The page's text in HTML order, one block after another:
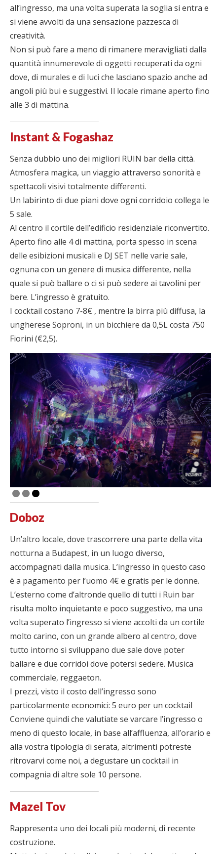
all’ingresso, ma una volta superata la soglia si entra e
si viene avvolti da una sensazione pazzesca di
creatività.
Non si può fare a meno di rimanere meravigliati dalla
quantità innumerevole di oggetti recuperati da ogni
dove, di murales e di luci che lasciano spazio anche ad
angoli più bui e suggestivi. Il locale rimane aperto fino
alle 3 di mattina.
Instant & Fogashaz
Senza dubbio uno dei migliori RUIN bar della città.
Atmosfera magica, un viaggio attraverso sonorità e
spettacoli visivi totalmente differenti.
Un labirinto di due piani dove ogni corridoio collega le
5 sale.
Al centro il cortile dell’edificio residenziale riconvertito.
Aperto fino alle 4 di mattina, porta spesso in scena
delle esibizioni musicali e DJ SET nelle varie sale,
ognuna con un genere di musica differente, nella
quale si può ballare o ci si può sedere ai tavolini per
bere. L’ingresso è gratuito.
I cocktail costano 7-8€ , mentre la birra più diffusa, la
ungherese Soproni, in un bicchiere da 0,5L costa 750
Fiorini (€2,5).
Doboz
Un’altro locale, dove trascorrere una parte della vita
notturna a Budapest, in un luogo diverso,
accompagnati dalla musica. L’ingresso in questo caso
è a pagamento per l’uomo 4€ e gratis per le donne.
L’esterno come d’altronde quello di tutti i Ruin bar
risulta molto inquietante e poco suggestivo, ma una
volta superato l’ingresso si viene accolti da un cortile
molto carino, con un grande albero al centro, dove
tutto intorno si sviluppano due sale dove poter
ballare e due corridoi dove potersi sedere. Musica
commerciale, reggaeton.
I prezzi, visto il costo dell’ingresso sono
particolarmente economici: 5 euro per un cocktail
Conviene quindi che valutiate se varcare l’ingresso o
meno di questo locale, in base all’affluenza, all’orario e
alla vostra tipologia di serata, altrimenti potreste
ritrovarvi come noi, a degustare un cocktail in
compagnia di altre sole 10 persone.
Mazel Tov
Rappresenta uno dei locali più moderni, di recente
costruzione.